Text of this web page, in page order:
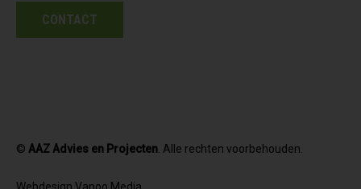
CONTACT
© AAZ Advies en Projecten . Alle rechten voorbehouden.